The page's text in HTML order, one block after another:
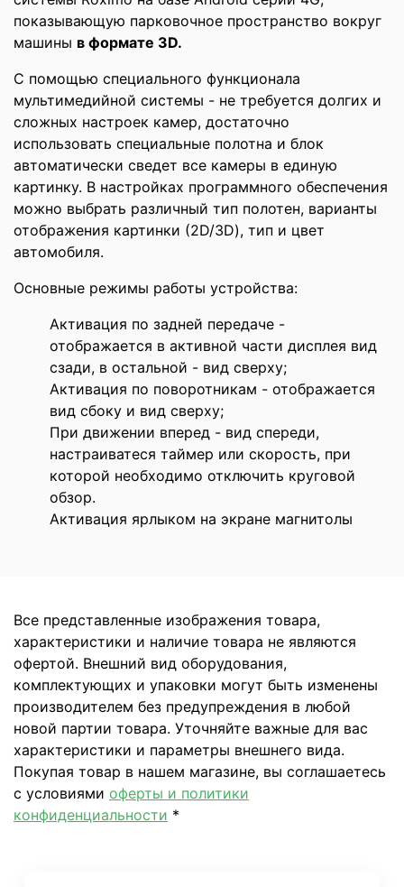
показывающую парковочное пространство вокруг
машины в формате 3D.
С помощью специального функционала
мультимедийной системы - не требуется долгих и
сложных настроек камер, достаточно
использовать специальные полотна и блок
автоматически сведет все камеры в единую
картинку. В настройках программного обеспечения
можно выбрать различный тип полотен, варианты
отображения картинки (2D/3D), тип и цвет
автомобиля.
Основные режимы работы устройства:
Активация по задней передаче -
отображается в активной части дисплея вид
сзади, в остальной - вид сверху;
Активация по поворотникам - отображается
вид сбоку и вид сверху;
При движении вперед - вид спереди,
настраиватеся таймер или скорость, при
которой необходимо отключить круговой
обзор.
Активация ярлыком на экране магнитолы
Все представленные изображения товара,
характеристики и наличие товара не являются
офертой. Внешний вид оборудования,
комплектующих и упаковки могут быть изменены
производителем без предупреждения в любой
новой партии товара. Уточняйте важные для вас
характеристики и параметры внешнего вида.
Покупая товар в нашем магазине, вы соглашаетесь
с условиями оферты и политики
конфиденциальности *